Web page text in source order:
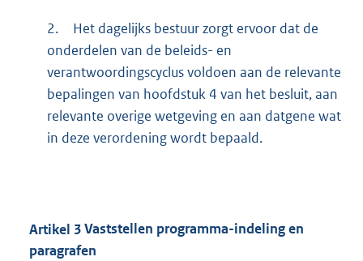
2.
Het dagelijks bestuur zorgt ervoor dat de
onderdelen van de beleids- en
verantwoordingscyclus voldoen aan de relevante
bepalingen van hoofdstuk 4 van het besluit, aan
relevante overige wetgeving en aan datgene wat
in deze verordening wordt bepaald.
Artikel 3Vaststellen programma-indeling en
paragrafen